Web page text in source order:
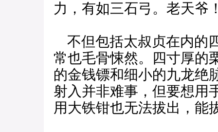
力，有如三石弓。老天爷
不但包括太叔贞在内的
常也毛骨悚然。四寸厚的
的金钱镖和细小的九龙绝
射入并非难事，但要想
用大铁钳也无法拔出，能